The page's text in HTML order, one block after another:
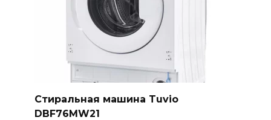
Стиральная машина Tuvio
DBF76MW21